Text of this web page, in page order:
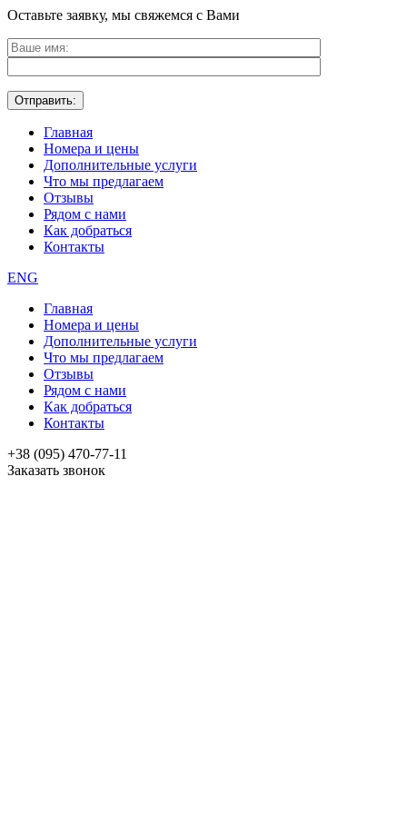
Оставьте заявку, мы свяжемся с Вами
Главная
Номера и цены
Дополнительные услуги
Что мы предлагаем
Отзывы
Рядом с нами
Как добраться
Контакты
ENG
Главная
Номера и цены
Дополнительные услуги
Что мы предлагаем
Отзывы
Рядом с нами
Как добраться
Контакты
+38 (095) 470-77-11
Заказать звонок